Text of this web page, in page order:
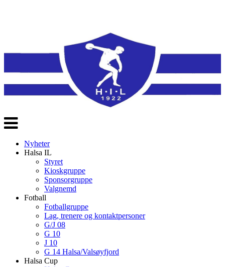
Veksle
navigasjon
Nyheter
Halsa IL
Styret
Kioskgruppe
Sponsorgruppe
Valgnemd
Fotball
Fotballgruppe
Lag, trenere og kontaktpersoner
G/J 08
G 10
J 10
G 14 Halsa/Valsøyfjord
Halsa Cup